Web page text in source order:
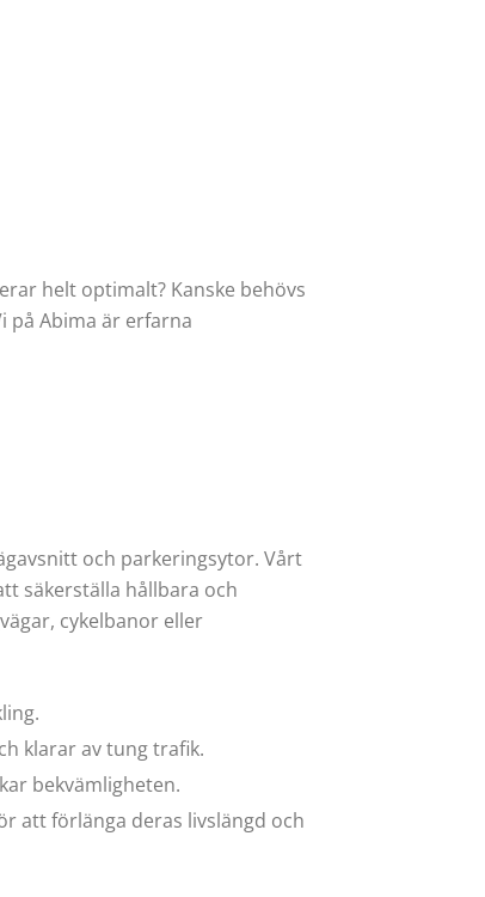
helt optimalt? Kanske behövs
på Abima är erfarna
och parkeringsytor. Vårt
säkerställa hållbara och
cykelbanor eller
klarar av tung trafik.
bekvämligheten.
att förlänga deras livslängd och